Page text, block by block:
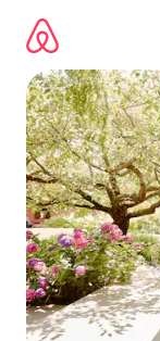
contenido